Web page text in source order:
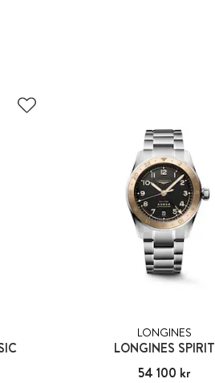
LONGINES
LONGINES SPIRIT
Pris:54 100 kr
54 100 kr